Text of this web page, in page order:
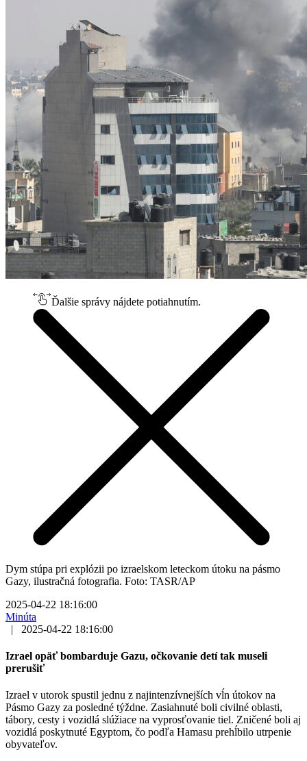
Ďalšie správy nájdete potiahnutím.
Dym stúpa pri explózii po izraelskom leteckom útoku na pásmo
Gazy, ilustračná fotografia. Foto: TASR/AP
2025-04-22 18:16:00
Minúta
|
2025-04-22 18:16:00
Izrael opäť bombarduje Gazu, očkovanie detí tak museli
prerušiť
Izrael v utorok spustil jednu z najintenzívnejších vĺn útokov na
Pásmo Gazy za posledné týždne. Zasiahnuté boli civilné oblasti,
tábory, cesty i vozidlá slúžiace na vyprosťovanie tiel. Zničené boli aj
vozidlá poskytnuté Egyptom, čo podľa Hamasu prehĺbilo utrpenie
obyvateľov.